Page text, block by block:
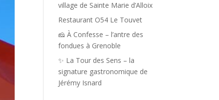
village de Sainte Marie d’Alloix
Restaurant O54 Le Touvet
🧀 À Confesse – l’antre des
fondues à Grenoble
✨ La Tour des Sens – la
signature gastronomique de
Jérémy Isnard